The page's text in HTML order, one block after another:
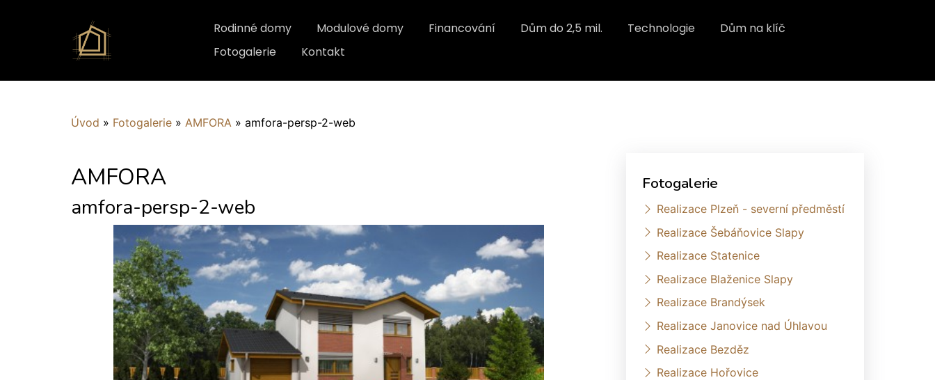
Rodinné domy Modulové domy Financování Dům do 2,5 mil. Technologie
Dům na klíč
Fotogalerie
Kontakt
Úvod » Fotogalerie » AMFORA » amfora-persp-2-web
AMFORA
amfora-persp-2-web
Fotogalerie
Realizace Plzeň - severní předměstí
Realizace Šebáňovice Slapy
Realizace Statenice
Realizace Blaženice Slapy
Realizace Brandýsek
Realizace Janovice nad Úhlavou
Realizace Bezděz
Realizace Hořovice